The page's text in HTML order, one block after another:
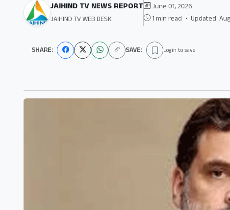
JAIHIND TV NEWS REPORT
JAIHIND TV WEB DESK
June 01, 2026
1 min read • Updated:
SHARE: SAVE: Login to save